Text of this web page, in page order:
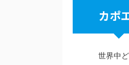
カポ
世界中